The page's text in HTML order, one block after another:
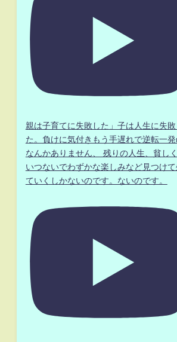
親は子育てに失敗した」子は人生に失敗
た。負けに気付きもう手遅れで逆転一
なんかありません、 残りの人生、貧し
いつないでわずかな楽しみなど見つけて
ていくしかないのです。ないのです。